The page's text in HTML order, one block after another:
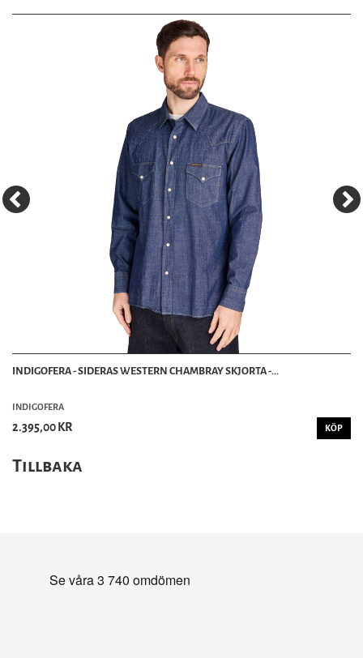
INDIGOFERA - SIDERAS WESTERN CHAMBRAY SKJORTA -...
INDIGOFERA
2.395,00 KR KÖP
Tillbaka